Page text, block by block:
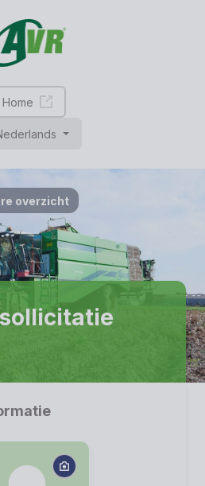
Home
overzicht